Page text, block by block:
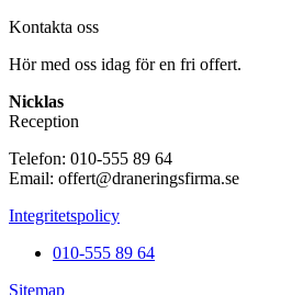
Kontakta oss
Hör med oss idag för en fri offert.
Nicklas
Reception
Telefon: 010-555 89 64
Email: offert@draneringsfirma.se
Integritetspolicy
010-555 89 64
Sitemap